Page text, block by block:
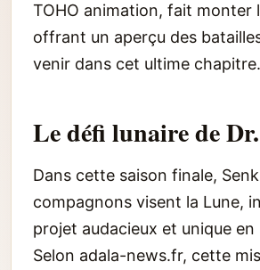
TOHO animation, fait monter
offrant un aperçu des
venir dans cet ultime chapitre.
Le défi lunaire de
Dans cette saison finale,
compagnons visent la Lune,
projet audacieux et unique en
Selon adala-news.fr, cette